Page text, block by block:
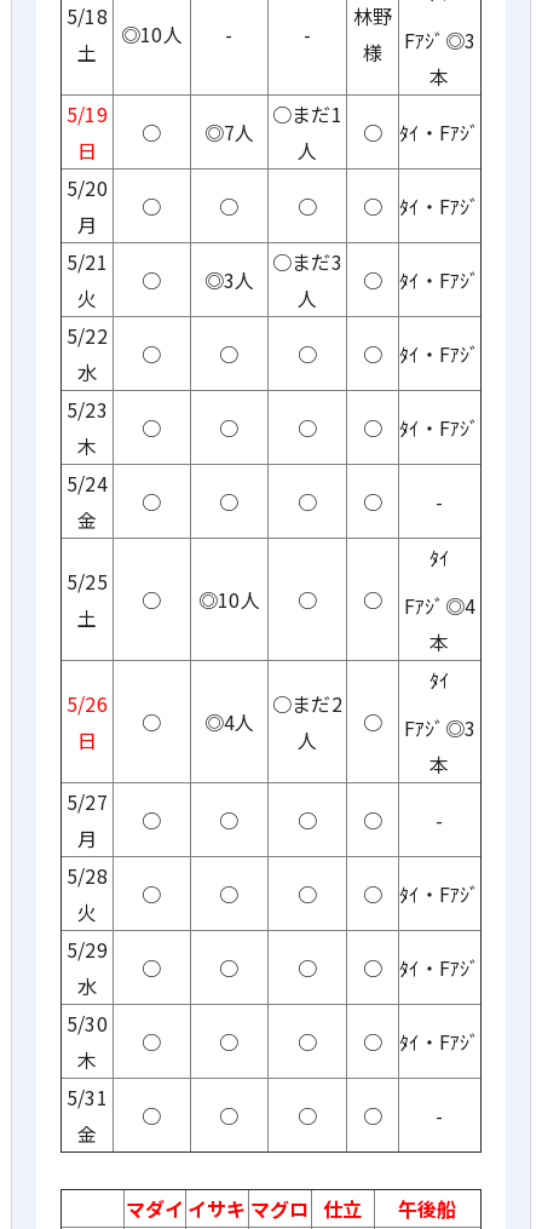
5/18
土
◎10人 - -
林野
様
Fｱｼﾞ◎3
本
5/19
日
○ ◎7人
○まだ1
人
○ ﾀｲ・Fｱｼﾞ
5/20
月
○ ○ ○ ○ ﾀｲ・Fｱｼﾞ
5/21
火
○ ◎3人
○まだ3
人
○ ﾀｲ・Fｱｼﾞ
5/22
水
○ ○ ○ ○ ﾀｲ・Fｱｼﾞ
5/23
木
○ ○ ○ ○ ﾀｲ・Fｱｼﾞ
5/24
金
○ ○ ○ ○ -
5/25
土
○ ◎10人 ○ ○
ﾀｲ
Fｱｼﾞ◎4
本
5/26
日
○ ◎4人
○まだ2
人
○
ﾀｲ
Fｱｼﾞ◎3
本
5/27
月
○ ○ ○ ○
-
5/28
火
○ ○ ○ ○ ﾀｲ・Fｱｼﾞ
5/29
水
○ ○ ○ ○ ﾀｲ・Fｱｼﾞ
5/30
木
○ ○ ○ ○ ﾀｲ・Fｱｼﾞ
5/31
金
○ ○ ○ ○ -
マダイ イサキ マグロ 仕立 午後船